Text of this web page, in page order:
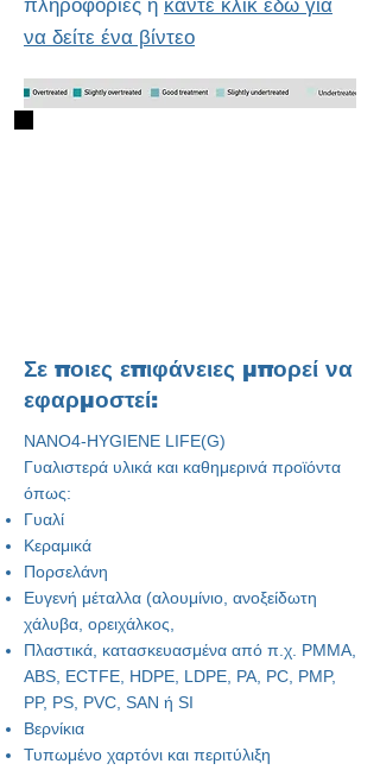
πληροφορίες ή κάντε κλικ εδώ για
να δείτε ένα βίντεο
Σε ποιες επιφάνειες μπορεί να
εφαρμοστεί:
NANO4-HYGIENE LIFE(G)
Γυαλιστερά υλικά και καθημερινά προϊόντα
όπως:
Γυαλί
Κεραμικά
Πορσελάνη
Ευγενή μέταλλα (αλουμίνιο, ανοξείδωτη
χάλυβα, ορειχάλκος,
Πλαστικά, κατασκευασμένα από π.χ. PMMA,
ABS, ECTFE, HDPE, LDPE, PA, PC, PMP,
PP, PS, PVC, SAN ή SI
Βερνίκια
Τυπωμένο χαρτόνι και περιτύλιξη